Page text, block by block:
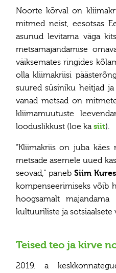
Noorte kõrval on
mitmed neist, eesotsas
asunud levitama väga
metsamajandamise
väiksemates ringides
olla kliimakriisi
suured süsiniku heitjad
vanad metsad on
kliimamuutuste
looduslikkust (loe kasiit).
“Kliimakriis on juba
metsade asemele uued
seovad,” paneb Siim
kompenseerimiseks võib
hoogsamalt
kultuuriliste ja sotsiaalsete
Teised teo ja kirve
2019. a